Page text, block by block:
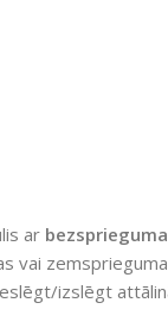
ar
vai
izslēgt